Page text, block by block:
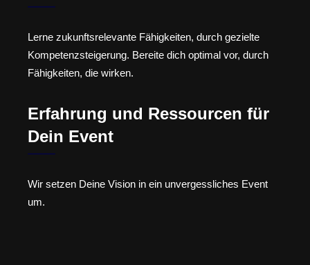
Lerne zukunftsrelevante Fähigkeiten, durch gezielte
Kompetenzsteigerung. Bereite dich optimal vor, durch
Fähigkeiten, die wirken.
Erfahrung und Ressourcen für
Dein Event
Wir setzen Deine Vision in ein unvergessliches Event
um.